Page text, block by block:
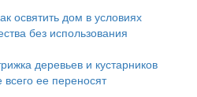
освятить дом в условиях
без использования
деревьев и кустарников
ее переносят